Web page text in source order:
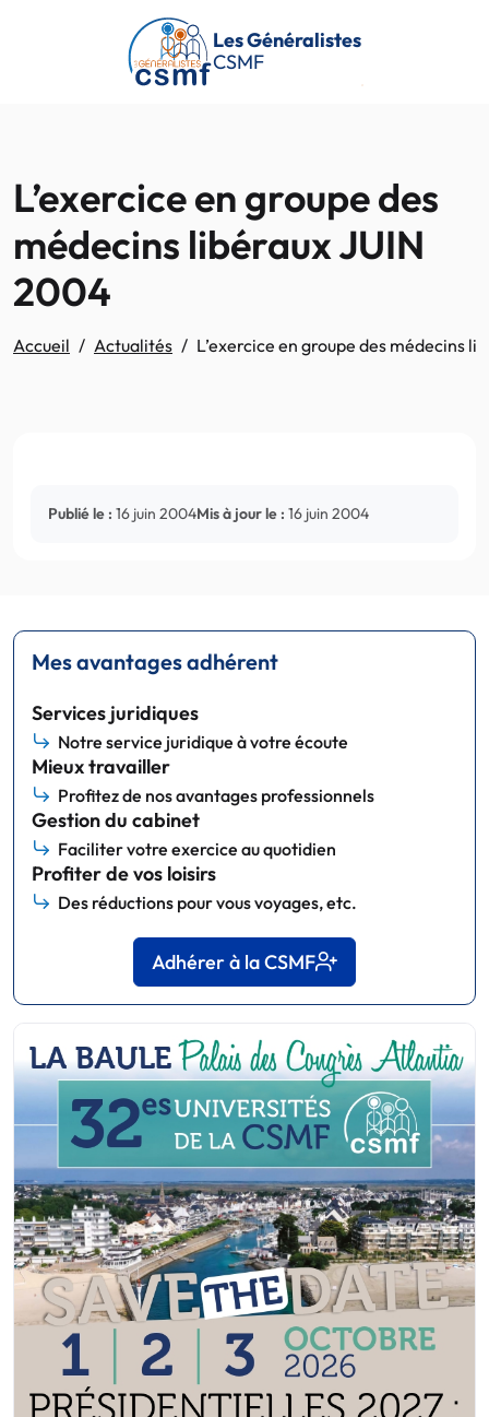
Passer au contenu principal
Les Généralistes
CSMF
L’exercice en groupe des
médecins libéraux JUIN
2004
Accueil Actualités L’exercice en groupe des médecins
Publié le : 16 juin 2004Mis à jour le : 16 juin 2004
Mes avantages adhérent
Services juridiques
Notre service juridique à votre écoute
Mieux travailler
Profitez de nos avantages professionnels
Gestion du cabinet
Faciliter votre exercice au quotidien
Profiter de vos loisirs
Des réductions pour vous voyages, etc.
Adhérer à la CSMF